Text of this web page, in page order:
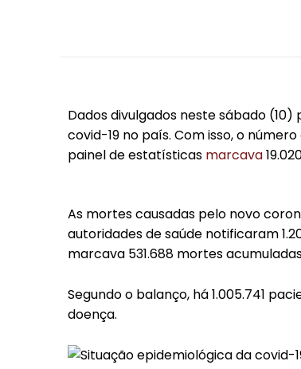
Dados divulgados neste sábado
covid-19 no país. Com isso, o
painel de estatísticas marcava
As mortes causadas pelo novo
autoridades de saúde notificaram
marcava 531.688 mortes
Segundo o balanço, há 1.005.741
doença.